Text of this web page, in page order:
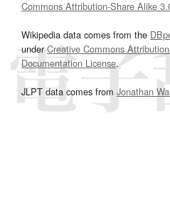
Commons Attribution-Share Alike
Wikipedia data comes from the
underCreative Commons
Documentation License.
JLPT data comes from Jonathan